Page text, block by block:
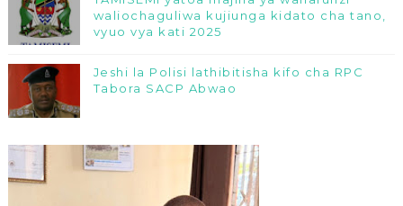
waliochaguliwa kujiunga kidato cha tano,
vyuo vya kati 2025
Jeshi la Polisi lathibitisha kifo cha RPC
Tabora SACP Abwao